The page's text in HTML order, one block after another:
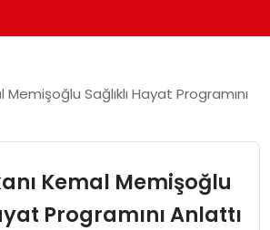
Memişoğlu Sağlıklı Hayat Programını
Kemal Memişoğlu
Programını Anlattı